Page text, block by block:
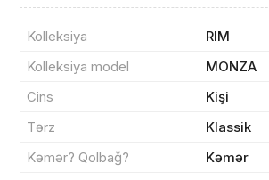
Kolleksiya
RIM
Kolleksiya model
MONZA
Cins
Kişi
Tərz
Klassik
Kəmər? Qolbağ?
Kəmər
Məhsul(lar) səbətə əlavə edildi